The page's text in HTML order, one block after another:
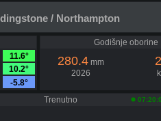
/ Northampton
11.6°
10.2°
-5.8°
Godišnje oborine
280.4 mm
2026
Trenutno